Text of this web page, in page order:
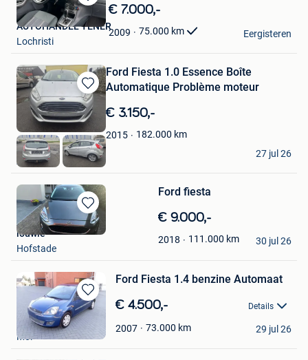
Bewaren
in
Mijn
€ 7.000,-
2009 75.000 km
AUTOHANDEL YENER
Lochristi
Eergisteren
Bewaren
in
Mijn
Favorieten
Ford Fiesta 1.0 Essence Boîte
Automatique Problème moteur
€ 3.150,-
2015 182.000 km
Fabian
Ath
27 jul 26
Bewaren
in
Ford fiesta
€ 9.000,-
2018 111.000 km
louwie
Hofstade
30 jul 26
Bewaren
in
Mijn
Favorieten
Ford Fiesta 1.4 benzine Automaat
€ 4.500,- Details
2007 73.000 km
2400 Mol
Mol
29 jul 26